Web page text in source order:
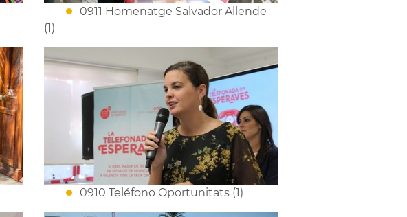
0911 Homenatge Salvador Allende
(1)
0910 Teléfono Oportunitats (1)